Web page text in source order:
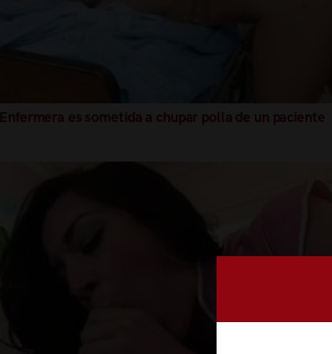
Enfermera es sometida a chupar polla de un paciente